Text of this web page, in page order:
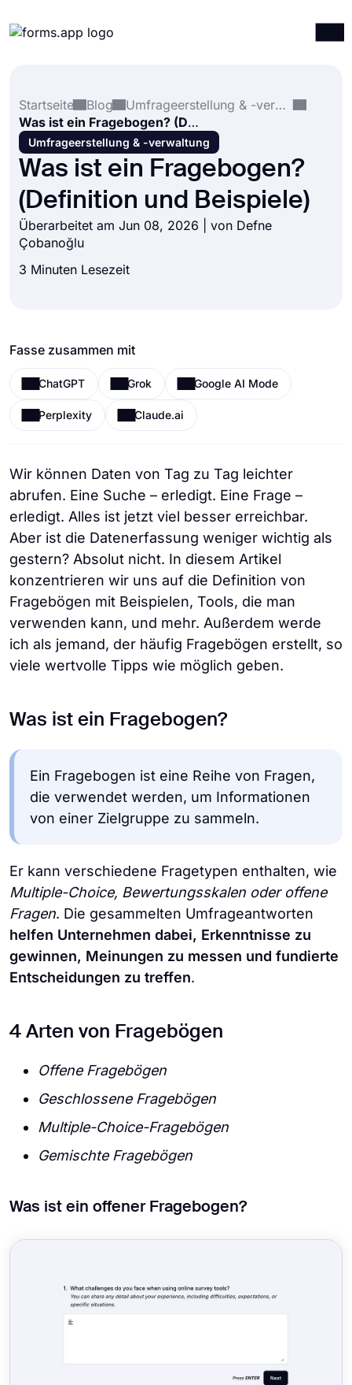
Integrationen
Vorlagen
Ressourcen
Preise
Startseite
Blog
Umfrageerstellung & -verwaltung
Was ist ein Fragebogen? (Definition und Beispiele)
Umfrageerstellung & -verwaltung
Was ist ein Fragebogen?
(Definition und Beispiele)
Überarbeitet am Jun 08, 2026 | von Defne
Çobanoğlu
3 Minuten Lesezeit
Fasse zusammen mit
ChatGPT Grok Google AI Mode
Perplexity Claude.ai
Wir können Daten von Tag zu Tag leichter
abrufen. Eine Suche – erledigt. Eine Frage –
erledigt. Alles ist jetzt viel besser erreichbar.
Aber ist die Datenerfassung weniger wichtig als
gestern? Absolut nicht. In diesem Artikel
konzentrieren wir uns auf die Definition von
Fragebögen mit Beispielen, Tools, die man
verwenden kann, und mehr. Außerdem werde
ich als jemand, der häufig Fragebögen erstellt, so
viele wertvolle Tipps wie möglich geben.
Was ist ein Fragebogen?
Ein Fragebogen ist eine Reihe von Fragen,
die verwendet werden, um Informationen
von einer Zielgruppe zu sammeln.
Er kann verschiedene Fragetypen enthalten, wie
Multiple-Choice, Bewertungsskalen oder offene
Fragen. Die gesammelten Umfrageantworten
helfen Unternehmen dabei, Erkenntnisse zu
gewinnen, Meinungen zu messen und fundierte
Entscheidungen zu treffen.
4 Arten von Fragebögen
Offene Fragebögen
Geschlossene Fragebögen
Multiple-Choice-Fragebögen
Gemischte Fragebögen
Was ist ein offener Fragebogen?